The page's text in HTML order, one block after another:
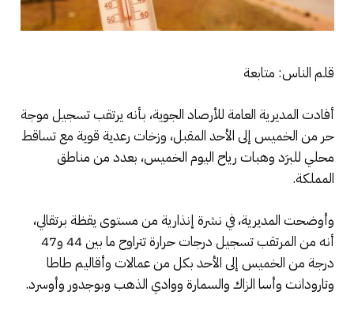
قلم الناس: متابعة
أفادت المديرية العامة للأرصاد الجوية، بأنه يرتقب تسجيل موجة
حر من الخميس إلى الأحد المقبل، وزخات رعدية قوية مع تساقط
محلي للبرَد وهبات رياح اليوم الخميس، بعدد من مناطق
المملكة.
وأوضحت المديرية، في نشرة إنذارية من مستوى يقظة برتقالي،
أنه من المرتقب تسجيل درجات حرارة تتراوح ما بين 44 و47
درجة من الخميس إلى الأحد بكل من عمالات وأقاليم طاطا
وتارودانت وأسا الزاك والسمارة ووادي الذهب وبوجدور وأوسرد.